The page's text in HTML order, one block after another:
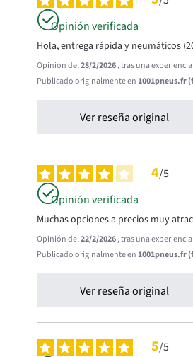
Opinión verificada
Hola, entrega rápida y neumáticos
Opinión del28/2/2026, tras una
Publicado originalmente en1001pneus.fr
Ver reseña original
4/5
Opinión verificada
Muchas opciones a precios muy
Opinión del22/2/2026, tras una
Publicado originalmente en1001pneus.fr
Ver reseña original
5/5